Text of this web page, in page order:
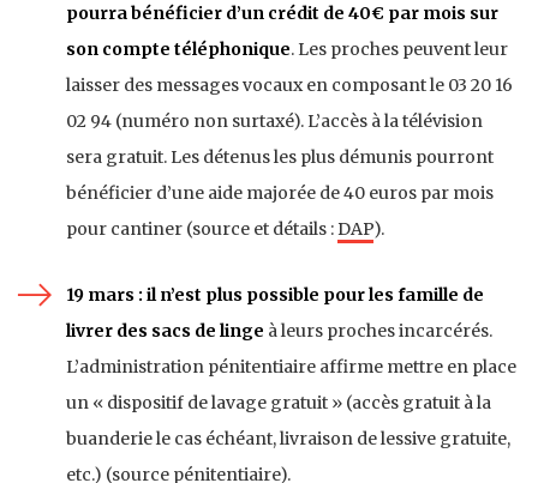
pourra bénéficier d’un crédit de 40€ par mois sur
son compte téléphonique. Les proches peuvent leur
laisser des messages vocaux en composant le 03 20 16
02 94 (numéro non surtaxé). L’accès à la télévision
sera gratuit. Les détenus les plus démunis pourront
bénéficier d’une aide majorée de 40 euros par mois
pour cantiner (source et détails : DAP).
19 mars : il n’est plus possible pour les famille de
livrer des sacs de linge à leurs proches incarcérés.
L’administration pénitentiaire affirme mettre en place
un « dispositif de lavage gratuit » (accès gratuit à la
buanderie le cas échéant, livraison de lessive gratuite,
etc.) (source pénitentiaire).